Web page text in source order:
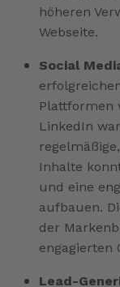
höheren
Webseite.
Social
Plattformen
LinkedIn
Inhalte
und eine
aufbauen.
der
engagierten
Lead-